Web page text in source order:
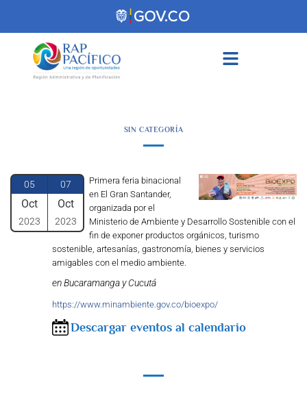
SIN CATEGORÍA
05
Oct
2023
07
Oct
2023
Primera feria binacional
en El Gran Santander,
organizada por el
Ministerio de Ambiente y Desarrollo Sostenible con el
fin de exponer productos orgánicos, turismo
sostenible, artesanías, gastronomía, bienes y servicios
amigables con el medio ambiente.
en Bucaramanga y Cucutá
https://www.minambiente.gov.co/bioexpo/
Descargar eventos al calendario